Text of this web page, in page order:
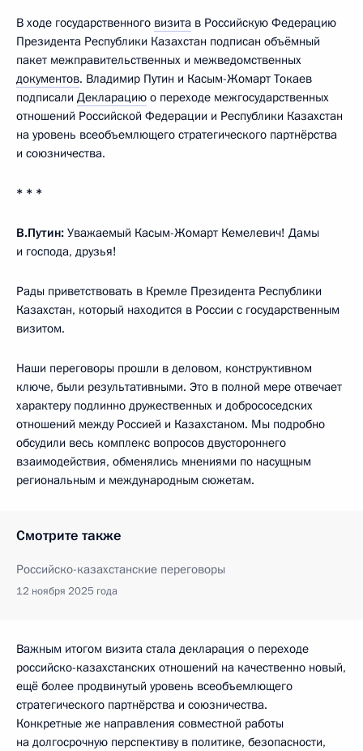
В ходе государственного визита в Российскую Федерацию
Президента Республики Казахстан подписан объёмный
пакет межправительственных и межведомственных
документов. Владимир Путин и Касым-Жомарт Токаев
подписали Декларацию о переходе межгосударственных
отношений Российской Федерации и Республики Казахстан
на уровень всеобъемлющего стратегического партнёрства
и союзничества.
* * *
В.Путин: Уважаемый Касым-Жомарт Кемелевич! Дамы
и господа, друзья!
Рады приветствовать в Кремле Президента Республики
Казахстан, который находится в России с государственным
визитом.
Наши переговоры прошли в деловом, конструктивном
ключе, были результативными. Это в полной мере отвечает
характеру подлинно дружественных и добрососедских
отношений между Россией и Казахстаном. Мы подробно
обсудили весь комплекс вопросов двустороннего
взаимодействия, обменялись мнениями по насущным
региональным и международным сюжетам.
Смотрите также
Российско-казахстанские переговоры
12 ноября 2025 года
Важным итогом визита стала декларация о переходе
российско-казахстанских отношений на качественно новый,
ещё более продвинутый уровень всеобъемлющего
стратегического партнёрства и союзничества.
Конкретные же направления совместной работы
на долгосрочную перспективу в политике, безопасности,